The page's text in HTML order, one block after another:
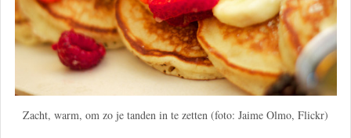
Zacht, warm, om zo je tanden in te zetten (foto: Jaime Olmo, Flickr)